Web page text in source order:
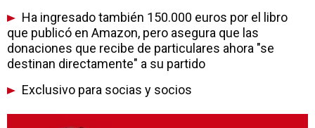
Ha ingresado también 150.000 euros por el libro
que publicó en Amazon, pero asegura que las
donaciones que recibe de particulares ahora "se
destinan directamente" a su partido
Exclusivo para socias y socios